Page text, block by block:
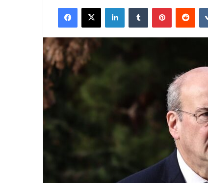
email
Facebook
X LinkedInTumblr Pinterest